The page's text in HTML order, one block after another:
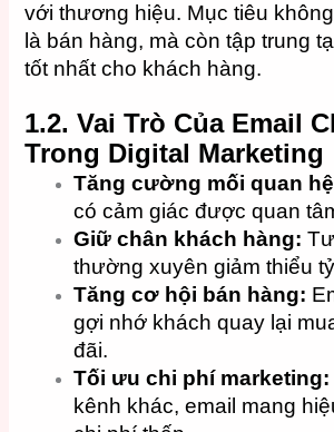
với thương hiệu. Mục tiêu
là bán hàng, mà còn tập trung
tốt nhất cho khách hàng.
1.2. Vai Trò Của Email
Trong Digital Marketing
Tăng cường mối quan
có cảm giác được quan
Giữ chân khách hàng:
thường xuyên giảm thiểu
Tăng cơ hội bán hàng:
gợi nhớ khách quay lại
đãi.
Tối ưu chi phí marketing:
kênh khác, email mang